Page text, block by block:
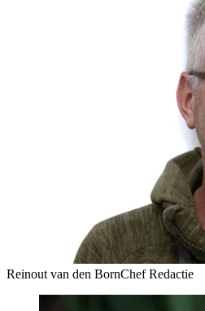
Reinout van den BornChef Redactie